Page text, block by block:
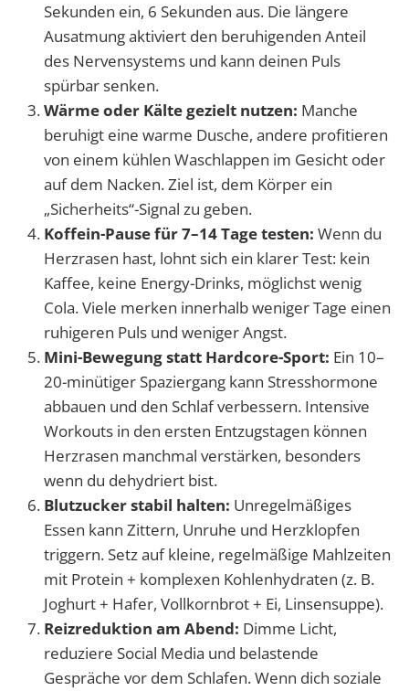
Sekunden ein, 6 Sekunden aus. Die längere
Ausatmung aktiviert den beruhigenden Anteil
des Nervensystems und kann deinen Puls
spürbar senken.
Wärme oder Kälte gezielt nutzen: Manche
beruhigt eine warme Dusche, andere profitieren
von einem kühlen Waschlappen im Gesicht oder
auf dem Nacken. Ziel ist, dem Körper ein
„Sicherheits“-Signal zu geben.
Koffein-Pause für 7–14 Tage testen: Wenn du
Herzrasen hast, lohnt sich ein klarer Test: kein
Kaffee, keine Energy-Drinks, möglichst wenig
Cola. Viele merken innerhalb weniger Tage einen
ruhigeren Puls und weniger Angst.
Mini-Bewegung statt Hardcore-Sport: Ein 10–
20-minütiger Spaziergang kann Stresshormone
abbauen und den Schlaf verbessern. Intensive
Workouts in den ersten Entzugstagen können
Herzrasen manchmal verstärken, besonders
wenn du dehydriert bist.
Blutzucker stabil halten: Unregelmäßiges
Essen kann Zittern, Unruhe und Herzklopfen
triggern. Setz auf kleine, regelmäßige Mahlzeiten
mit Protein + komplexen Kohlenhydraten (z. B.
Joghurt + Hafer, Vollkornbrot + Ei, Linsensuppe).
Reizreduktion am Abend: Dimme Licht,
reduziere Social Media und belastende
Gespräche vor dem Schlafen. Wenn dich soziale